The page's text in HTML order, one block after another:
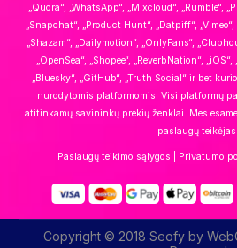
„Quora“, „WhatsApp“, „Mixcloud“, „Rumble“,
„Snapchat“, „Product Hunt“, „Datpiff“, „Vimeo“,
„Shazam“, „Dailymotion“, „OnlyFans“,
„OpenSea“, „Shopee“, „ReverbNation“,
„Bluesky“, „GitHub“, „Truth Social“ ir bet
nurodytomis platformomis. Visi platformų
atitinkamų savininkų prekių ženklai. Mes
paslaugų teikėjas.
Paslaugų teikimo sąlygos Privatumo
Copyright © 2018 Seofy by